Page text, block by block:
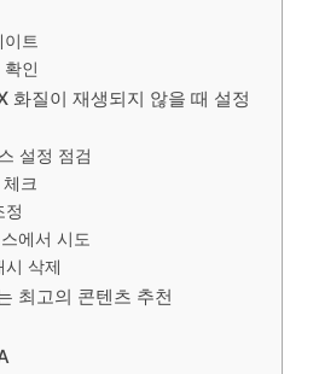
트
인
화질이 재생되지 않을 때 설정
설정 점검
크
정
에서 시도
시 삭제
최고의 콘텐츠 추천